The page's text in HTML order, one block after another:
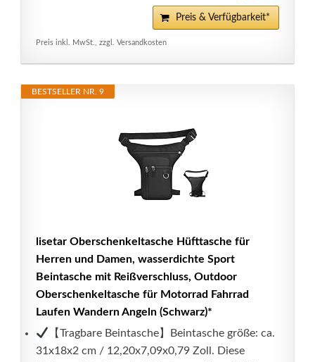
Preis & Verfügbarkeit*
Preis inkl. MwSt., zzgl. Versandkosten
BESTSELLER NR. 9
lisetar Oberschenkeltasche Hüfttasche für
Herren und Damen, wasserdichte Sport
Beintasche mit Reißverschluss, Outdoor
Oberschenkeltasche für Motorrad Fahrrad
Laufen Wandern Angeln (Schwarz)*
【Tragbare Beintasche】Beintasche größe: ca.
31x18x2 cm / 12,20x7,09x0,79 Zoll. Diese